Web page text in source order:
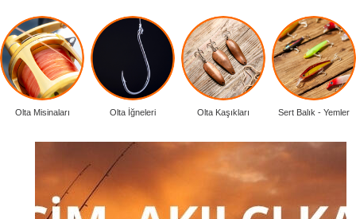
Olta Misinaları Olta İğneleri Olta Kaşıkları Sert Balık - Yemler